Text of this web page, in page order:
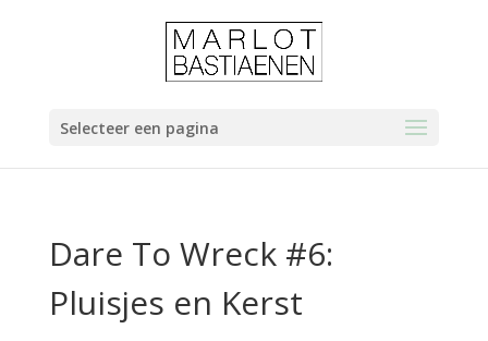
Selecteer een pagina
Dare To Wreck #6:
Pluisjes en Kerst